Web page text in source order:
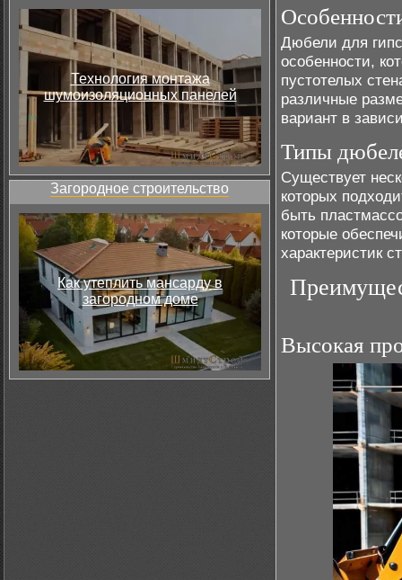
Технология монтажа
шумоизоляционных панелей
Загородное строительство
Как утеплить мансарду в
загородном доме
Дюбели для
особенности,
пустотелых
различные
вариант в
Типы
Существует
которых
быть
которые
характеристик
Высокая